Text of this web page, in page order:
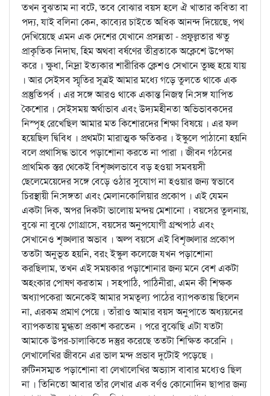
তখন বুঝতাম না বটে, তবে বোঝার বয়স হলে ঐ খাতার কবিতা বা
পদ্য, যাই বলিনা কেন, কাব্যের চাইতে অধিক আনন্দ দিয়েছে, পথ
দেখিয়েছে এমন এক দেশের যেখানে প্রসন্নতা - প্রফুল্লতার ঋতু
প্রাকৃতিক নিদাঘ, হিম অথবা বর্ষণের তীব্রতাকে অক্লেশে উপেক্ষা
করে । ক্ষুধা, নিদ্রা ইত্যকার শারীরিক ক্লেশও সেখানে তুচ্ছ হয়ে যায়
। আর সেইসব স্মৃতির সূত্রই আমার মধ্যে গড়ে তুলতে থাকে এক
প্রস্তুতিপর্ব । এর সঙ্গে আরও থাকে একান্ত নিজস্ব নি:সঙ্গ যাপিত
কৈশোর । সেইসময় অর্থাভাব এবং উদ্যমহীনতা অভিভাবকদের
নিস্পৃহ রেখেছিল আমার মত কিশোরদের শিক্ষা বিষয়ে । এর ফল
হয়েছিল দ্বিবিধ । প্রথমটা মারাত্মক ক্ষতিকর । ইস্কুলে পাঠানো হয়নি
বলে প্রথাসিদ্ধ ভাবে পড়াশোনা করতে না পারা । জীবন গঠনের
প্রাথমিক স্তর থেকেই বিশৃঙ্খলভাবে বড় হওয়া সমবয়সী
ছেলেমেয়েদের সঙ্গে বেড়ে ওঠার সুযোগ না হওয়ার জন্য স্বভাবে
চিরস্থায়ী নি:সঙ্গতা এবং মেলানকোলিয়ার প্রকোপ । এই যেমন
একটা দিক, অপর দিকটা ভালোয় মন্দয় মেশানো । বয়সের তুলনায়,
বুঝে না বুঝে গোগ্রাসে, বয়সের অনুপযোগী গ্রন্থপাঠ এবং
সেখানেও শৃঙ্খলার অভাব । অল্প বয়সে এই বিশৃঙ্খলার প্রকোপ
ততটা অনুভূত হয়নি, বরং ইস্কুল কলেজে যখন পড়াশোনা
করছিলাম, তখন এই সময়কার পড়াশোনার জন্য মনে বেশ একটা
অহংকার পোষণ করতাম । সহপাঠি, পাঠিনীরা, এমন কী শিক্ষক
অধ্যাপকেরা অনেকেই আমার সমতূল্য পাঠের ব্যাপকতায় ছিলেন
না, এরকম প্রমাণ পেয়ে । তাঁরাও আমার বয়স অনুপাতে অধ্যয়নের
ব্যাপকতায় মুগ্ধতা প্রকাশ করতেন । পরে বুঝেছি এটা যতটা
আমাকে উপর-চালাকিতে দস্তুর করেছে ততটা শিক্ষিত করেনি ।
লেখালেখির জীবনে এর ভাল মন্দ প্রভাব দুটোই পড়েছে ।
রুটিনসম্মত পড়াশোনা বা লেখালেখির অভ্যাস বাবার মধ্যেও ছিল
না । তিনিতো আবার তাঁর লেখার এক বর্ণও কোনোদিন ছাপার জন্য